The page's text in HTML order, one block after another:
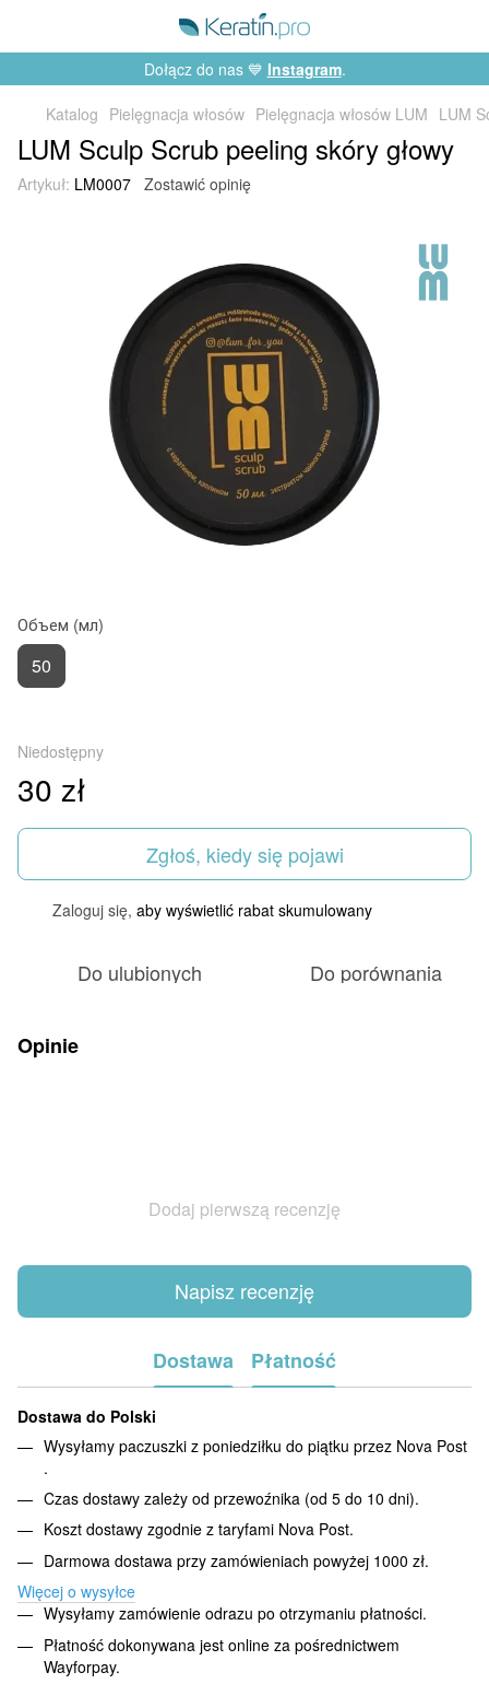
Dołącz do nas 💙 Instagram.
Katalog Pielęgnacja włosów Pielęgnacja włosów LUM LUM
LUM Sculp Scrub peeling skóry głowy
Artykuł: LM0007 Zostawić opinię
Объем (мл)
50
Niedostępny
30 zł
Zgłoś, kiedy się pojawi
Zaloguj się, aby wyświetlić rabat skumulowany
Do ulubionych Do porównania
Opinie
Dodaj pierwszą recenzję
Napisz recenzję
Dostawa Płatność
Dostawa do Polski
Wysyłamy paczuszki z poniedziłku do piątku przez Nova Post
.
Czas dostawy zależy od przewoźnika (od 5 do 10 dni).
Koszt dostawy zgodnie z taryfami Nova Post.
Darmowa dostawa przy zamówieniach powyżej 1000 zł.
Więcej o wysyłce
Wysyłamy zamówienie odrazu po otrzymaniu płatności.
Płatność dokonywana jest online za pośrednictwem
Wayforpay.